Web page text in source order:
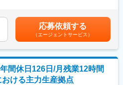
直接感謝の言葉をいただけます
代2名
管理担当、基幹システム管理担当と役
協力しながら業務を進めています
テラン社員で、周囲は温厚で協力的な
すい環境です
ライセンステストを合格できなかった
ブを含みます（昨年支給実績8万/月）
2024年支給実績３ヶ月分）賃金はあく
選考を通じて上下する可能性がありま
を含めた表記です。
応募依頼する
（エージェントサービス）
間休日126日/月残業12時間
ける主力生産拠点